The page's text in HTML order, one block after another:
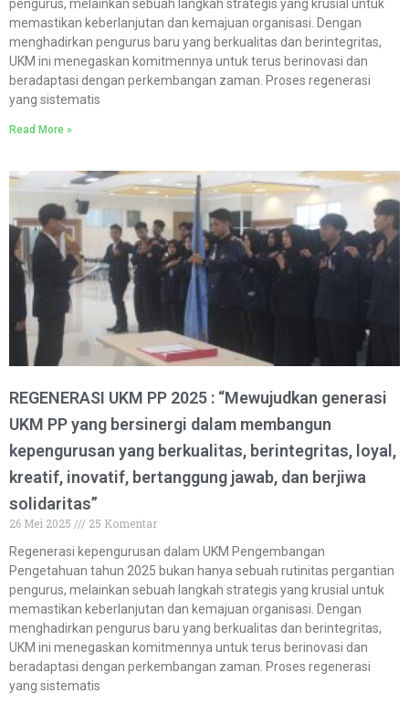
pengurus, melainkan sebuah langkah strategis yang krusial untuk
memastikan keberlanjutan dan kemajuan organisasi. Dengan
menghadirkan pengurus baru yang berkualitas dan berintegritas,
UKM ini menegaskan komitmennya untuk terus berinovasi dan
beradaptasi dengan perkembangan zaman. Proses regenerasi
yang sistematis
Read More »
REGENERASI UKM PP 2025 : “Mewujudkan generasi
UKM PP yang bersinergi dalam membangun
kepengurusan yang berkualitas, berintegritas, loyal,
kreatif, inovatif, bertanggung jawab, dan berjiwa
solidaritas”
26 Mei 2025
25 Komentar
Regenerasi kepengurusan dalam UKM Pengembangan
Pengetahuan tahun 2025 bukan hanya sebuah rutinitas pergantian
pengurus, melainkan sebuah langkah strategis yang krusial untuk
memastikan keberlanjutan dan kemajuan organisasi. Dengan
menghadirkan pengurus baru yang berkualitas dan berintegritas,
UKM ini menegaskan komitmennya untuk terus berinovasi dan
beradaptasi dengan perkembangan zaman. Proses regenerasi
yang sistematis